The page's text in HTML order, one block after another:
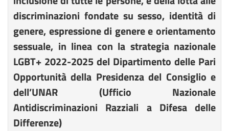
discriminazioni fondate su sesso, identità di
genere, espressione di genere e orientamento
sessuale, in linea con la strategia nazionale
LGBT+ 2022-2025 del Dipartimento delle Pari
Opportunità della Presidenza del Consiglio e
dell’UNAR (Ufficio Nazionale
Antidiscriminazioni Razziali a Difesa delle
Differenze)